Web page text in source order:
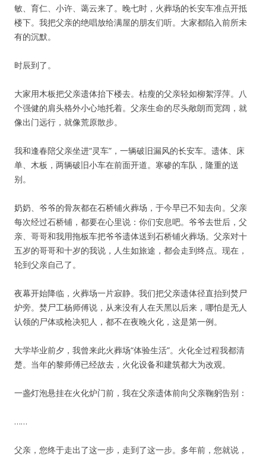
敏、育仁、小许、蔼云来了。晚七时，火葬场的长安车准点开抵
楼下。我把父亲的绝唱放给满屋的朋友们听。大家都陷入前所未
有的沉默。
时辰到了。
大家用木板把父亲遗体抬下楼去。枯瘦的父亲轻如柳絮浮萍。八
个强健的肩头格外小心地托着。父亲生命的尽头敞朗而宽阔，就
像出门远行，就像荒原散步。
我和逢春陪父亲坐进“灵车”，一辆破旧漏风的长安车。遗体、床
单、木板，两辆破旧小车在前面开道。寒碜的车队，隆重的送
别。
奶奶、爷爷的骨灰都在石桥铺火葬场，于今早已不知去向。父亲
每次经过石桥铺，都要在心里说：你们安息吧。爷爷去世后，父
亲、哥哥和我用拖板车把爷爷遗体送到石桥铺火葬场。父亲对十
五岁的哥哥和十岁的我说，人生如旅途，都会走到终点。现在，
轮到父亲自己了。
夜幕开始降临，火葬场一片寂静。我们把父亲遗体径直抬到焚尸
炉旁。焚尸工杨师傅说，从来没有人在天黑以后来，哪怕是无人
认领的尸体或枪决犯人，都不在夜晚火化，这是第一例。
大学毕业前夕，我曾来此火葬场“体验生活”。火化全过程我都清
楚。当年的黎师傅已经故去，火化设备和建筑都大为改观。
一盏灯泡悬挂在火化炉门前，我在父亲遗体前向父亲鞠躬告别：
……
父亲，您终于走出了这一步，走到了这一步。多年前，您就说，